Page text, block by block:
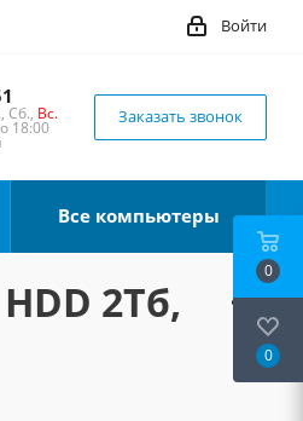
Войти
Сб., Вс.
18:00
Заказать звонок
Все компьютеры
2Тб,
0
0